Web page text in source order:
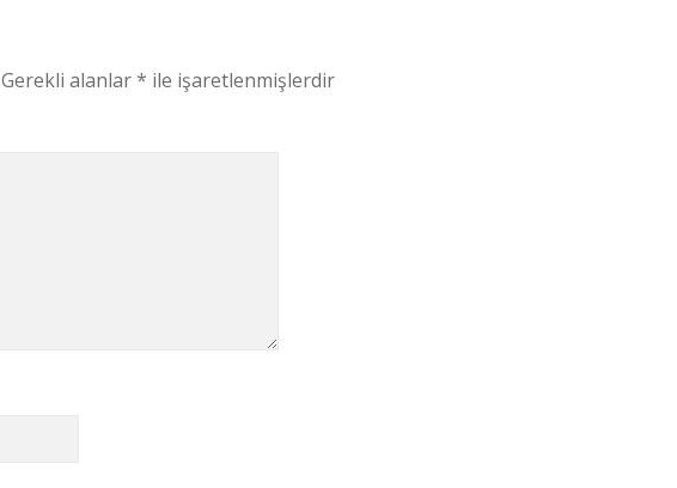
Gerekli alanlar* ile işaretlenmişlerdir